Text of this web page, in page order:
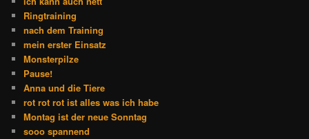
Ringtraining
nach dem Training
mein erster Einsatz
Monsterpilze
Pause!
Anna und die Tiere
rot rot rot ist alles was ich habe
Montag ist der neue Sonntag
sooo spannend